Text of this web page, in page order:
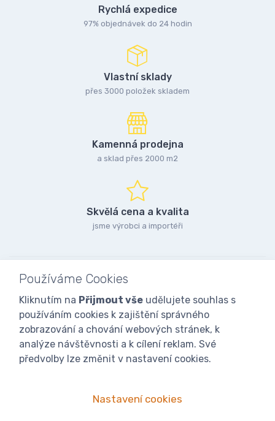
Rychlá expedice
97% objednávek do 24 hodin
Vlastní sklady
přes 3000 položek skladem
Kamenná prodejna
a sklad přes 2000 m2
Skvělá cena a kvalita
jsme výrobci a importéři
Používáme Cookies
Kliknutím na Přijmout vše udělujete souhlas s
používáním cookies k zajištění správného
zobrazování a chování webových stránek, k
analýze návštěvnosti a k cílení reklam. Své
předvolby lze změnit v nastavení cookies.
Nastavení cookies